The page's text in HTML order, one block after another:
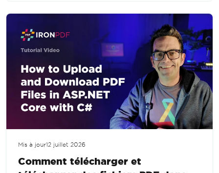
Mis à jour12 juillet 2026
Comment télécharger et